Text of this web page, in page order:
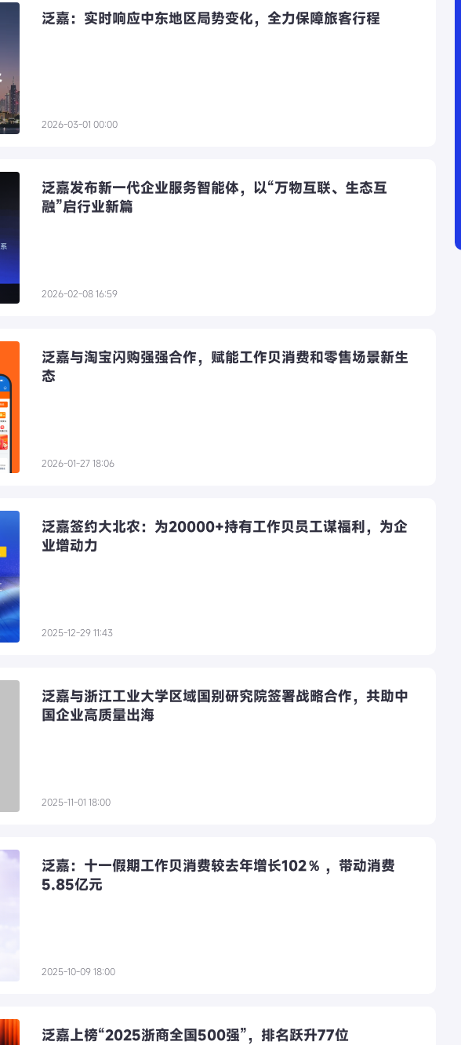
泛嘉：实时响应中东地区局势变化，全力保障旅客行程
2026-03-01 00:00
泛嘉发布新一代企业服务智能体，以“万物互联、生态互
融”启行业新篇
2026-02-08 16:59
泛嘉与淘宝闪购强强合作，赋能工作贝消费和零售场景新生
态
2026-01-27 18:06
泛嘉签约大北农：为20000+持有工作贝员工谋福利，为企
业增动力
2025-12-29 11:43
泛嘉与浙江工业大学区域国别研究院签署战略合作，共助中
国企业高质量出海
2025-11-01 18:00
泛嘉：十一假期工作贝消费较去年增长102％ ，带动消费
5.85亿元
2025-10-09 18:00
泛嘉上榜“2025浙商全国500强”，排名跃升77位